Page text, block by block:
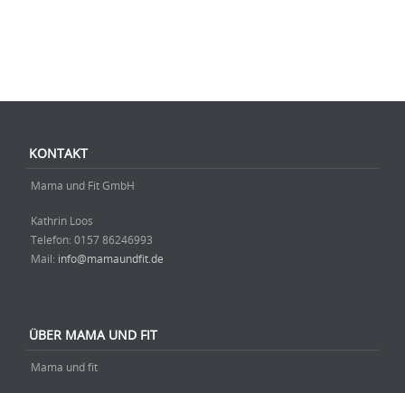
KONTAKT
Mama und Fit GmbH
Kathrin Loos
Telefon: ‭0157 86246993‬
Mail: info@mamaundfit.de
ÜBER MAMA UND FIT
Mama und fit